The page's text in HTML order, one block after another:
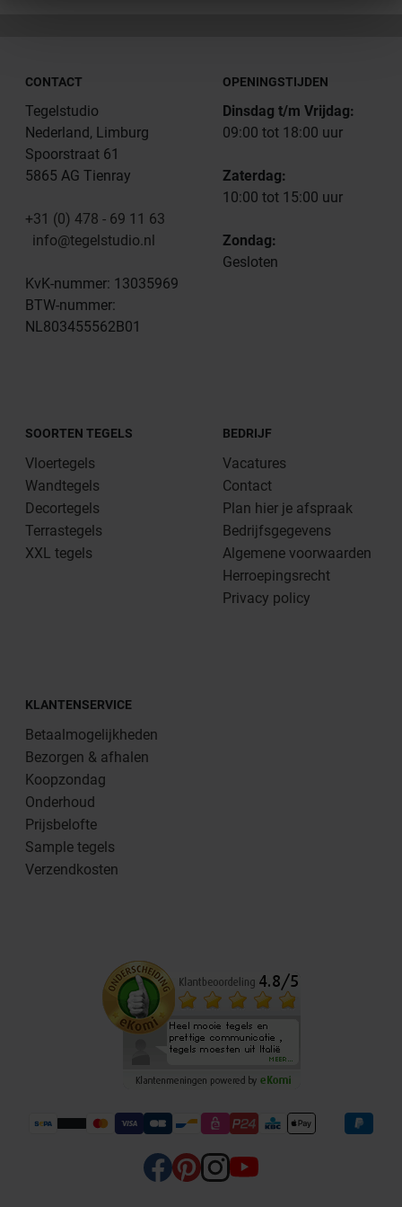
CONTACT
Tegelstudio
Nederland, Limburg
Spoorstraat 61
5865 AG Tienray
+31 (0) 478 - 69 11 63
info@tegelstudio.nl
KvK-nummer: 13035969
BTW-nummer:
NL803455562B01
OPENINGSTIJDEN
Dinsdag t/m Vrijdag:
09:00 tot 18:00 uur
Zaterdag:
10:00 tot 15:00 uur
Zondag:
Gesloten
SOORTEN TEGELS
Vloertegels
Wandtegels
Decortegels
Terrastegels
XXL tegels
BEDRIJF
Vacatures
Contact
Plan hier je afspraak
Bedrijfsgegevens
Algemene voorwaarden
Herroepingsrecht
Privacy policy
KLANTENSERVICE
Betaalmogelijkheden
Bezorgen & afhalen
Koopzondag
Onderhoud
Prijsbelofte
Sample tegels
Verzendkosten